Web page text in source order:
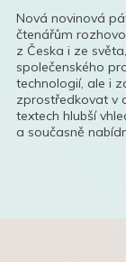
Nová novinová
čtenářům
z Česka i ze
společenského
technologií, ale i
zprostředkovat v
textech hlubší
a současně